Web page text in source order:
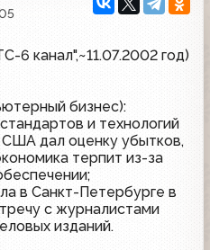
канал",~11.07.2002 год)
бизнес):
и технологий
дал оценку убытков,
терпит из-за
в Санкт-Петербурге в
с журналистами
изданий.